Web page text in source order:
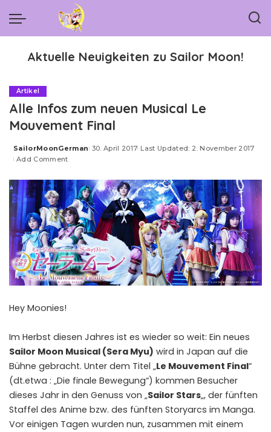
Aktuelle Neuigkeiten zu Sailor Moon!
Artikel
Alle Infos zum neuen Musical Le
Mouvement Final
Posted
by
SailorMoonGerman 30. April 2017 Last Updated: 2. November 2017
Add Comment
Hey Moonies!
Im Herbst diesen Jahres ist es wieder so weit: Ein neues
Sailor Moon Musical (Sera Myu) wird in Japan auf die
Bühne gebracht. Unter dem Titel „Le Mouvement Final“
(dt.etwa : „Die finale Bewegung“) kommen Besucher
dieses Jahr in den Genuss von „Sailor Stars„, der fünften
Staffel des Anime bzw. des fünften Storyarcs im Manga.
Vor einigen Tagen wurden nun, zusammen mit einem